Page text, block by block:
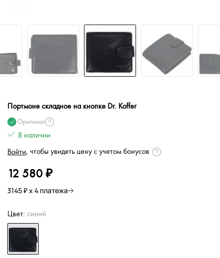
Портмоне складное на кнопке Dr. Koffer
Оригинал
В наличии
Войти, чтобы увидеть цену с учетом бонусов
12 580 ₽
3145 ₽ х 4 платежа
Цвет: синий